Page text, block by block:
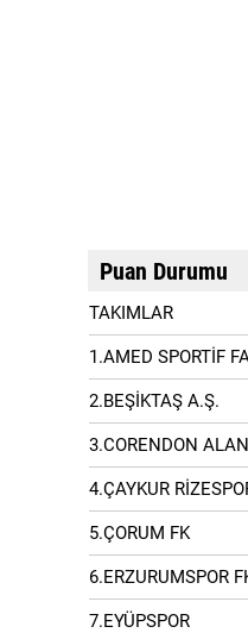
Puan Durumu
TAKIMLAR
1.AMED SPORTİF
2.BEŞİKTAŞ A.Ş.
3.CORENDON
4.ÇAYKUR
5.ÇORUM FK
6.ERZURUMSPOR
7.EYÜPSPOR